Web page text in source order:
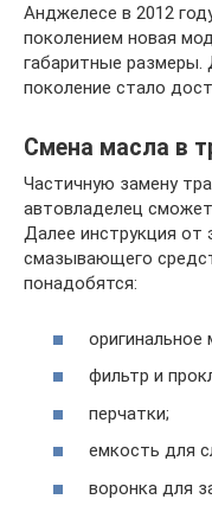
Анджелесе в 2012
поколением новая
габаритные размеры.
поколение стало
Смена масла в
Частичную замену
автовладелец
Далее инструкция от
смазывающего
понадобятся:
оригинальное
фильтр и
перчатки;
емкость для
воронка для